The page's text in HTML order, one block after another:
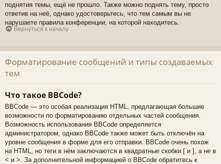
поднятия темы, ещё не прошло. Также можно поднять тему, просто
ответив на неё, однако удостоверьтесь, что тем самым вы не
нарушаете правила конференции, на которой находитесь.
Вернуться к началу
Форматирование сообщений и типы создаваемых
тем
Что такое BBCode?
BBCode — это особая реализация HTML, предлагающая большие
возможности по форматированию отдельных частей сообщения.
Возможность использования BBCode определяется
администратором, однако BBCode также может быть отключён на
уровне сообщения в форме для его отправки. BBCode очень похож
на HTML, но теги в нём заключаются в квадратные скобки [ и ], а не в
< и >. За дополнительной информацией о BBCode обратитесь к